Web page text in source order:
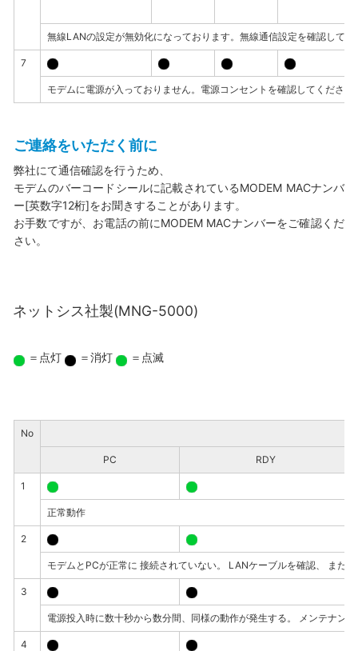
無線LANの設定が無効化になっております。無線通信設定を確認して
7
モデムに電源が入っておりません。電源コンセントを確認してくださ
ご連絡をいただく前に
弊社にて通信確認を行うため、
モデムのバーコードシールに記載されているMODEM MACナンバ
ー[英数字12桁]をお聞きすることがあります。
お手数ですが、お電話の前にMODEM MACナンバーをご確認くだ
さい。
ネットシス社製(MNG-5000)
＝点灯 ＝消灯 ＝点滅
No
PC RDY
1
正常動作
2
モデムとPCが正常に 接続されていない。 LANケーブルを確認、 また
3
電源投入時に数十秒から数分間、同様の動作が発生する。 メンテナン
4